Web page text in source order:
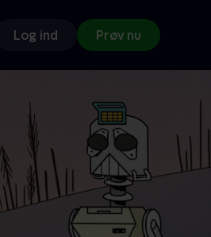
Log ind Prøv nu